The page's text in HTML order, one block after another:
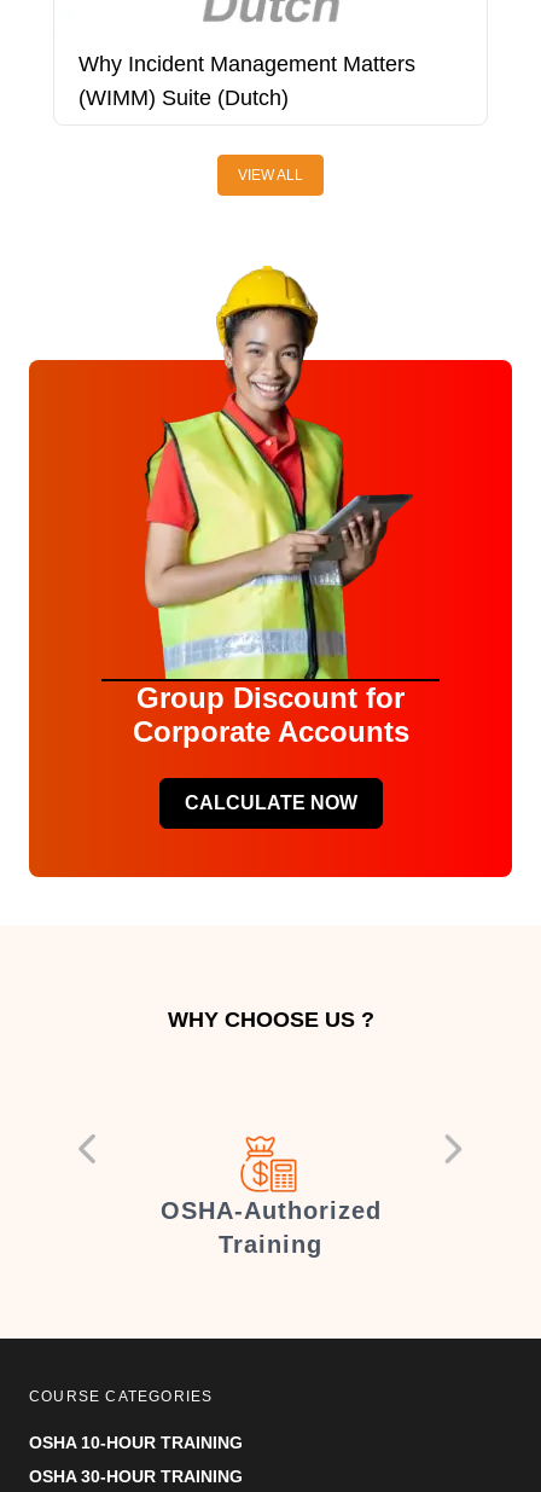
Why Incident Management Matters
(WIMM) Suite (Dutch)
VIEW ALL
Group Discount for
Corporate Accounts
CALCULATE NOW
WHY CHOOSE US ?
OSHA-Authorized
Training
COURSE CATEGORIES
OSHA 10-HOUR TRAINING
OSHA 30-HOUR TRAINING